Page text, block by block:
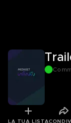
LA TUA LISTA